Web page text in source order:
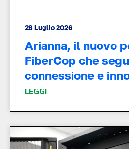
28 Luglio 2026
Arianna, il nuovo
FiberCop che
connessione e
LEGGI